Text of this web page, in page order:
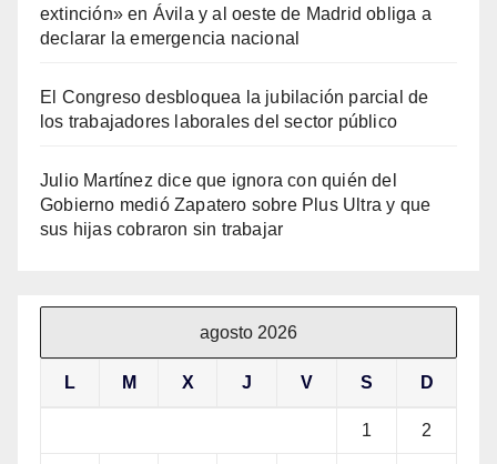
extinción» en Ávila y al oeste de Madrid obliga a
declarar la emergencia nacional
El Congreso desbloquea la jubilación parcial de
los trabajadores laborales del sector público
Julio Martínez dice que ignora con quién del
Gobierno medió Zapatero sobre Plus Ultra y que
sus hijas cobraron sin trabajar
agosto 2026
L M X J V S D
1 2